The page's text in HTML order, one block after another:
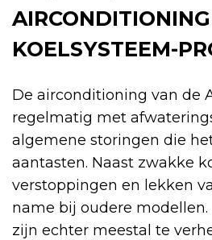
KOELSYSTEEM-
De airconditioning van de
regelmatig met
algemene storingen die
aantasten. Naast zwakke
verstoppingen en lekken
name bij oudere
zijn echter meestal te